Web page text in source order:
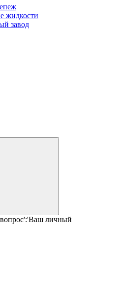
жидкости
завод
вопрос':'Ваш личный